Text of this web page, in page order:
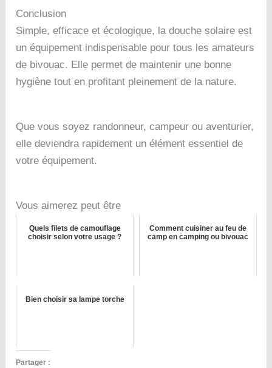
Conclusion
Simple, efficace et écologique, la douche solaire est
un équipement indispensable pour tous les amateurs
de bivouac. Elle permet de maintenir une bonne
hygiène tout en profitant pleinement de la nature.
Que vous soyez randonneur, campeur ou aventurier,
elle deviendra rapidement un élément essentiel de
votre équipement.
Vous aimerez peut être
Quels filets de camouflage
choisir selon votre usage ?
Comment cuisiner au feu de
camp en camping ou bivouac
Bien choisir sa lampe torche
Partager :